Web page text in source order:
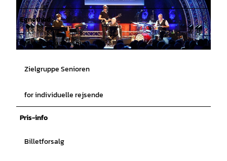
Egnethed
Målgruppe voksne
Zielgruppe Senioren
for individuelle rejsende
Pris-info
Billetforsalg